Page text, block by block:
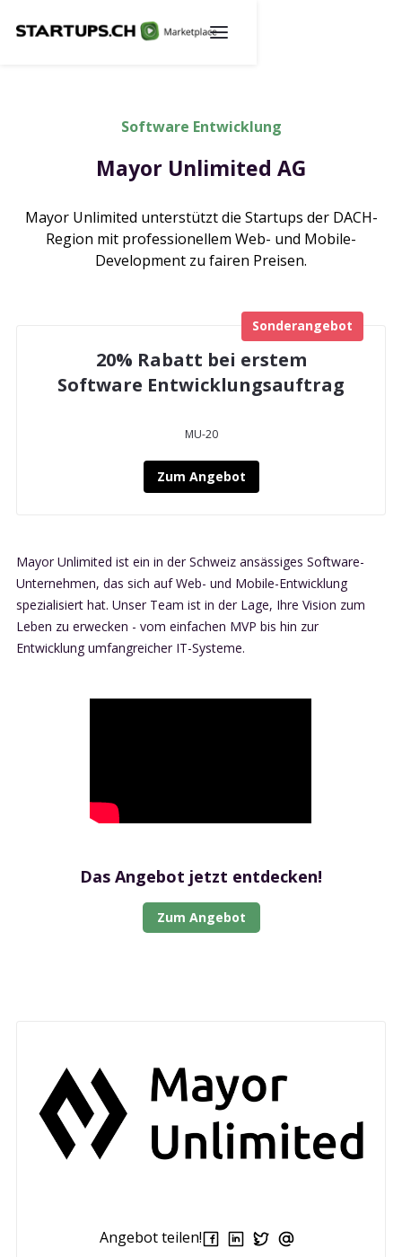
Software Entwicklung
Mayor Unlimited AG
Mayor Unlimited unterstützt die Startups der DACH-
Region mit professionellem Web- und Mobile-
Development zu fairen Preisen.
20% Rabatt bei erstem
Software Entwicklungsauftrag
MU-20
Zum Angebot
Sonderangebot
Mayor Unlimited ist ein in der Schweiz ansässiges Software-
Unternehmen, das sich auf Web- und Mobile-Entwicklung
spezialisiert hat. Unser Team ist in der Lage, Ihre Vision zum
Leben zu erwecken - vom einfachen MVP bis hin zur
Entwicklung umfangreicher IT-Systeme.
Das Angebot jetzt entdecken!
Zum Angebot
Angebot teilen!